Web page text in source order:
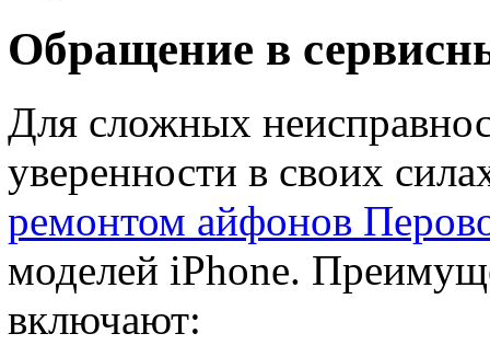
Обращение в
Для сложных
уверенности в своих
ремонтом айфонов
моделей iPhone.
включают: